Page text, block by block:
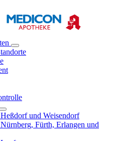
und Weisendorf
Fürth, Erlangen und